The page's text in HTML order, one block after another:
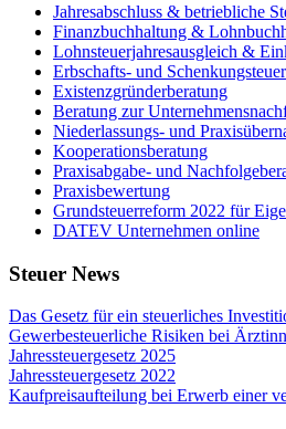
Jahresabschluss & betriebliche
Finanzbuchhaltung &
Lohnsteuerjahresausgleich &
Erbschafts- und
Existenzgründerberatung
Beratung zur
Niederlassungs- und
Kooperationsberatung
Praxisabgabe- und
Praxisbewertung
Grundsteuerreform 2022 für
DATEV Unternehmen online
Steuer News
Das Gesetz für ein steuerliches
Gewerbesteuerliche Risiken bei
Jahressteuergesetz 2025
Jahressteuergesetz 2022
Kaufpreisaufteilung bei Erwerb einer